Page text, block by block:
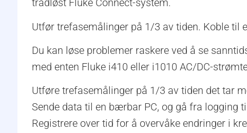
trådløst Fluke Connect-system.
Utfør trefasemålinger på 1/3 av tiden. Koble til
Du kan løse problemer raskere ved å se
med enten Fluke i410 eller i1010 AC/DC-
Utføre trefasemålinger på 1/3 av tiden det tar
Sende data til en bærbar PC, og gå fra logging
Registrere over tid for å overvåke endringer i